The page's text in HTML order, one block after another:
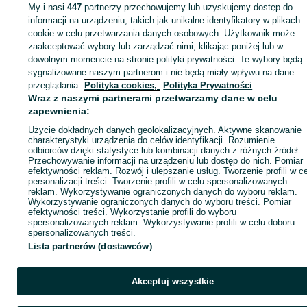
KATEGORIA
ID:980844231 Wyświetlenia:
My i nasi447 partnerzy przechowujemy lub uzyskujemy dostęp do
informacji na urządzeniu, takich jak unikalne identyfikatory w plikach
cookie w celu przetwarzania danych osobowych. Użytkownik może
zaakceptować wybory lub zarządzać nimi, klikając poniżej lub w
dowolnym momencie na stronie polityki prywatności. Te wybory będą
sygnalizowane naszym partnerom i nie będą miały wpływu na dane
przeglądania. Polityka cookies, Polityka Prywatności
Wraz z naszymi partnerami przetwarzamy dane w celu
zapewnienia:
Użycie dokładnych danych geolokalizacyjnych. Aktywne skanowanie
charakterystyki urządzenia do celów identyfikacji. Rozumienie
odbiorców dzięki statystyce lub kombinacji danych z różnych źródeł.
Przechowywanie informacji na urządzeniu lub dostęp do nich. Pomiar
efektywności reklam. Rozwój i ulepszanie usług. Tworzenie profili w
personalizacji treści. Tworzenie profili w celu spersonalizowanych
reklam. Wykorzystywanie ograniczonych danych do wyboru reklam.
Wykorzystywanie ograniczonych danych do wyboru treści. Pomiar
efektywności treści. Wykorzystanie profili do wyboru
spersonalizowanych reklam. Wykorzystywanie profili w celu doboru
spersonalizowanych treści.
Lista partnerów (dostawców)
Akceptuj wszystkie